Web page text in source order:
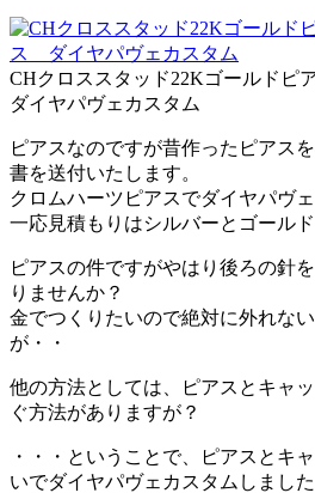
CHクロススタッド22Kゴールドピ
ダイヤパヴェカスタム
ピアスなのですが昔作ったピアス
書を送付いたします。
クロムハーツピアスでダイヤパヴ
一応見積もりはシルバーとゴール
ピアスの件ですがやはり後ろの針
りませんか？
金でつくりたいので絶対に外れな
が・・
他の方法としては、ピアスとキャ
ぐ方法がありますが？
・・・ということで、ピアスとキ
いでダイヤパヴェカスタムしました